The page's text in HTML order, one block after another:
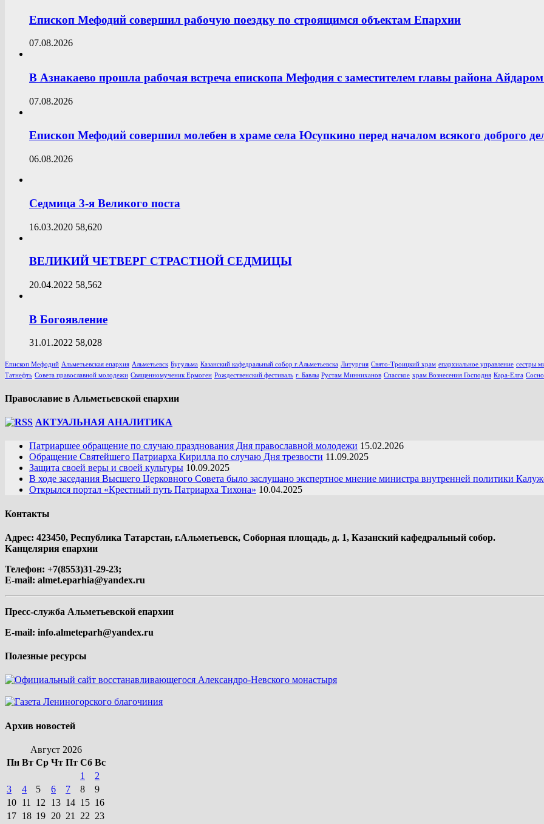
Епископ Мефодий совершил рабочую поездку по строящимся объектам Епархии
07.08.2026
В Азнакаево прошла рабочая встреча епископа Мефодия с заместителем главы района
07.08.2026
Епископ Мефодий совершил молебен в храме села Юсупкино перед началом всякого доброго
06.08.2026
Седмица 3-я Великого поста
16.03.2020 58,620
ВЕЛИКИЙ ЧЕТВЕРГ СТРАСТНОЙ СЕДМИЦЫ
20.04.2022 58,562
В Богоявление
31.01.2022 58,028
Епископ Мефодий Альметьевская епархия Альметьевск Бугульма Казанский кафедральный собор г.Альметьевска Литургия Свято-Троицкий храм епархиальное управление сестры
Татнефть Совета православной молодежи Священномученик Ермоген Рождественский фестиваль г. Бавлы Рустам Минниханов Спасское храм Вознесения Господня Кара-Елга
Православие в Альметьевской епархии
АКТУАЛЬНАЯ АНАЛИТИКА
Патриаршее обращение по случаю празднования Дня православной молодежи 15.02.2026
Обращение Святейшего Патриарха Кирилла по случаю Дня трезвости 11.09.2025
Защита своей веры и своей культуры 10.09.2025
В ходе заседания Высшего Церковного Совета было заслушано экспертное мнение министра внутренней политики
Открылся портал «Крестный путь Патриарха Тихона» 10.04.2025
Контакты
Адрес: 423450, Республика Татарстан, г.Альметьевск, Соборная площадь, д. 1, Казанский кафедральный собор.
Канцелярия епархии
Телефон: +7(8553)31-29-23;
E-mail: almet.eparhia@yandex.ru
Пресс-служба Альметьевской епархии
E-mail: info.almeteparh@yandex.ru
Полезные ресурсы
Архив новостей
Август 2026
Пн Вт Ср Чт Пт Сб Вс
1
2
3
4 5 6 7 8
9
10 11 12 13 14 15 16
17 18 19 20 21 22 23